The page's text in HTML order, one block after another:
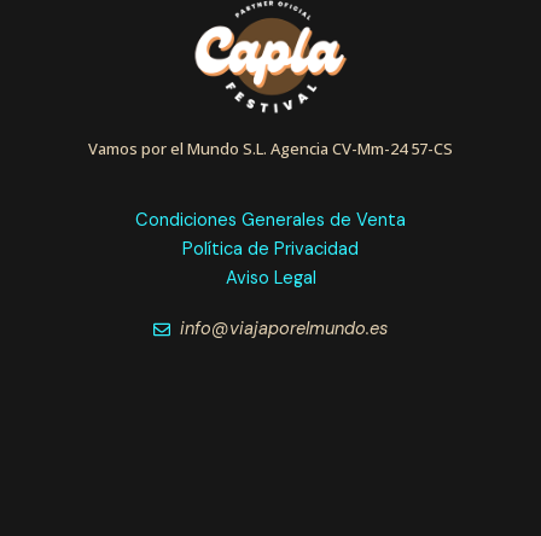
Vamos por el Mundo S.L. Agencia CV-Mm-24 57-CS
Condiciones Generales de Venta
Política de Privacidad
Aviso Legal
info@viajaporelmundo.es